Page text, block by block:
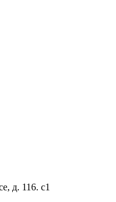
д. 116. с1